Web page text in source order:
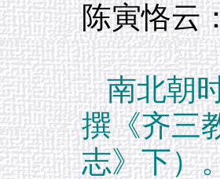
陈寅恪云
南北朝
撰《齐三
志》下）